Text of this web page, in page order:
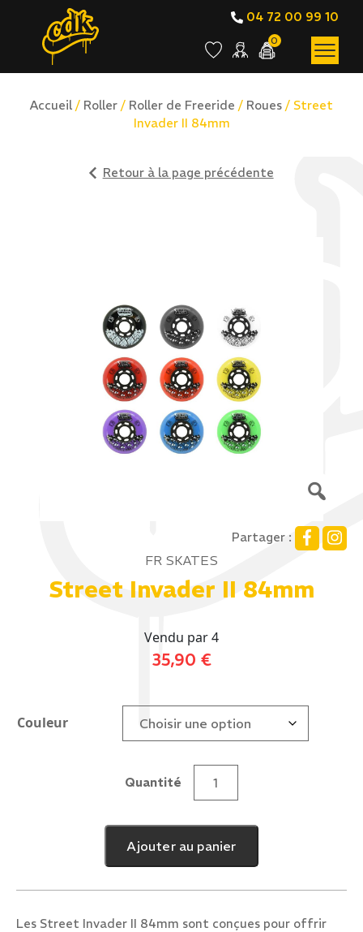
04 72 00 99 10
0
Accueil / Roller / Roller de Freeride / Roues / Street
Invader II 84mm
Retour à la page précédente
Partager :
FR SKATES
Street Invader II 84mm
Vendu par 4
35,90 €
Couleur
Quantitéquantité
Street
Invader
II
84mm
Ajouter au panier
Les Street Invader II 84mm sont conçues pour offrir